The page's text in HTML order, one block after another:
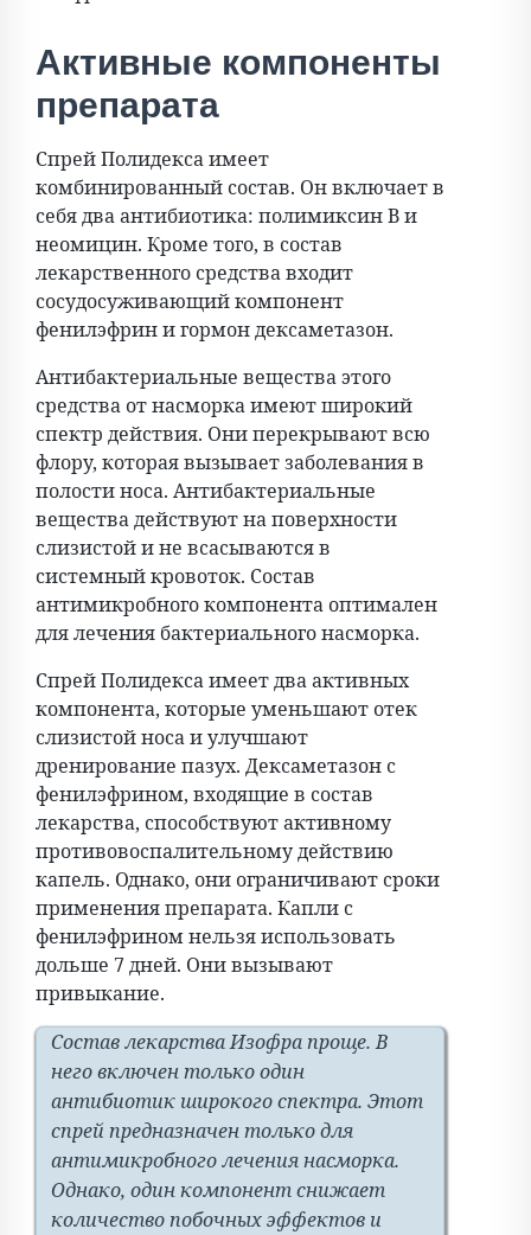
Активные компоненты
препарата
Спрей Полидекса имеет
комбинированный состав. Он включает в
себя два антибиотика: полимиксин В и
неомицин. Кроме того, в состав
лекарственного средства входит
сосудосуживающий компонент
фенилэфрин и гормон дексаметазон.
Антибактериальные вещества этого
средства от насморка имеют широкий
спектр действия. Они перекрывают всю
флору, которая вызывает заболевания в
полости носа. Антибактериальные
вещества действуют на поверхности
слизистой и не всасываются в
системный кровоток. Состав
антимикробного компонента оптимален
для лечения бактериального насморка.
Спрей Полидекса имеет два активных
компонента, которые уменьшают отек
слизистой носа и улучшают
дренирование пазух. Дексаметазон с
фенилэфрином, входящие в состав
лекарства, способствуют активному
противовоспалительному действию
капель. Однако, они ограничивают сроки
применения препарата. Капли с
фенилэфрином нельзя использовать
дольше 7 дней. Они вызывают
привыкание.
Состав лекарства Изофра проще. В
него включен только один
антибиотик широкого спектра. Этот
спрей предназначен только для
антимикробного лечения насморка.
Однако, один компонент снижает
количество побочных эффектов и